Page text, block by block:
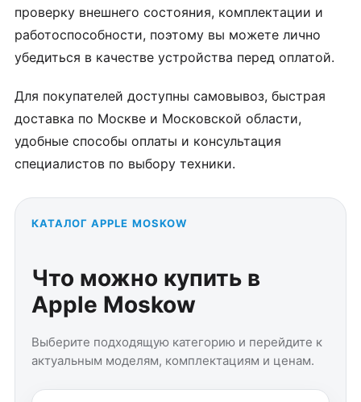
проверку внешнего состояния, комплектации и
работоспособности, поэтому вы можете лично
убедиться в качестве устройства перед оплатой.
Для покупателей доступны самовывоз, быстрая
доставка по Москве и Московской области,
удобные способы оплаты и консультация
специалистов по выбору техники.
КАТАЛОГ APPLE MOSKOW
Что можно купить в
Apple Moskow
Выберите подходящую категорию и перейдите к
актуальным моделям, комплектациям и ценам.